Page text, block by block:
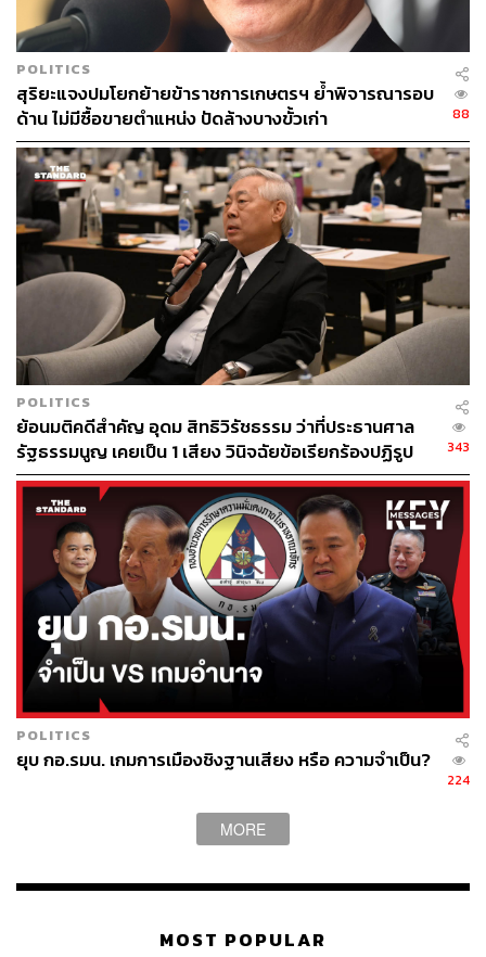
POLITICS
สุริยะแจงปมโยกย้ายข้าราชการเกษตรฯ ย้ำพิจารณารอบ
ด้าน ไม่มีซื้อขายตำแหน่ง ปัดล้างบางขั้วเก่า
88
POLITICS
ย้อนมติคดีสำคัญ อุดม สิทธิวิรัชธรรม ว่าที่ประธานศาล
รัฐธรรมนูญ เคยเป็น 1 เสียง วินิจฉัยข้อเรียกร้องปฏิรูป
สถาบันฯ ไม่เข้าข่ายล้มล้าง
343
POLITICS
ยุบ กอ.รมน. เกมการเมืองชิงฐานเสียง หรือ ความจำเป็น?
224
MORE
MOST POPULAR